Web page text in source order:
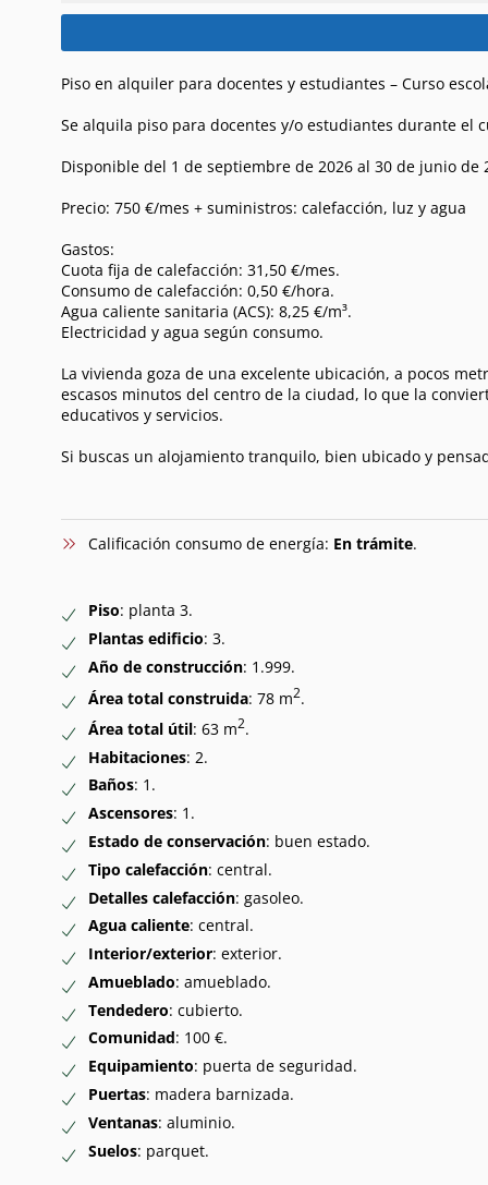
Piso en alquiler para docentes y estudiantes – Curso
Se alquila piso para docentes y/o estudiantes durante el
Disponible del 1 de septiembre de 2026 al 30 de junio de
Precio: 750 €/mes + suministros: calefacción, luz y agua
Gastos:
Cuota fija de calefacción: 31,50 €/mes.
Consumo de calefacción: 0,50 €/hora.
Agua caliente sanitaria (ACS): 8,25 €/m³.
Electricidad y agua según consumo.
La vivienda goza de una excelente ubicación, a pocos
escasos minutos del centro de la ciudad, lo que la
educativos y servicios.
Si buscas un alojamiento tranquilo, bien ubicado y
Calificación consumo de energía: En trámite.
Piso: planta 3.
Plantas edificio: 3.
Año de construcción: 1.999.
Área total construida: 78 m2.
Área total útil: 63 m2.
Habitaciones: 2.
Baños: 1.
Ascensores: 1.
Estado de conservación: buen estado.
Tipo calefacción: central.
Detalles calefacción: gasoleo.
Agua caliente: central.
Interior/exterior: exterior.
Amueblado: amueblado.
Tendedero: cubierto.
Comunidad: 100 €.
Equipamiento: puerta de seguridad.
Puertas: madera barnizada.
Ventanas: aluminio.
Suelos: parquet.